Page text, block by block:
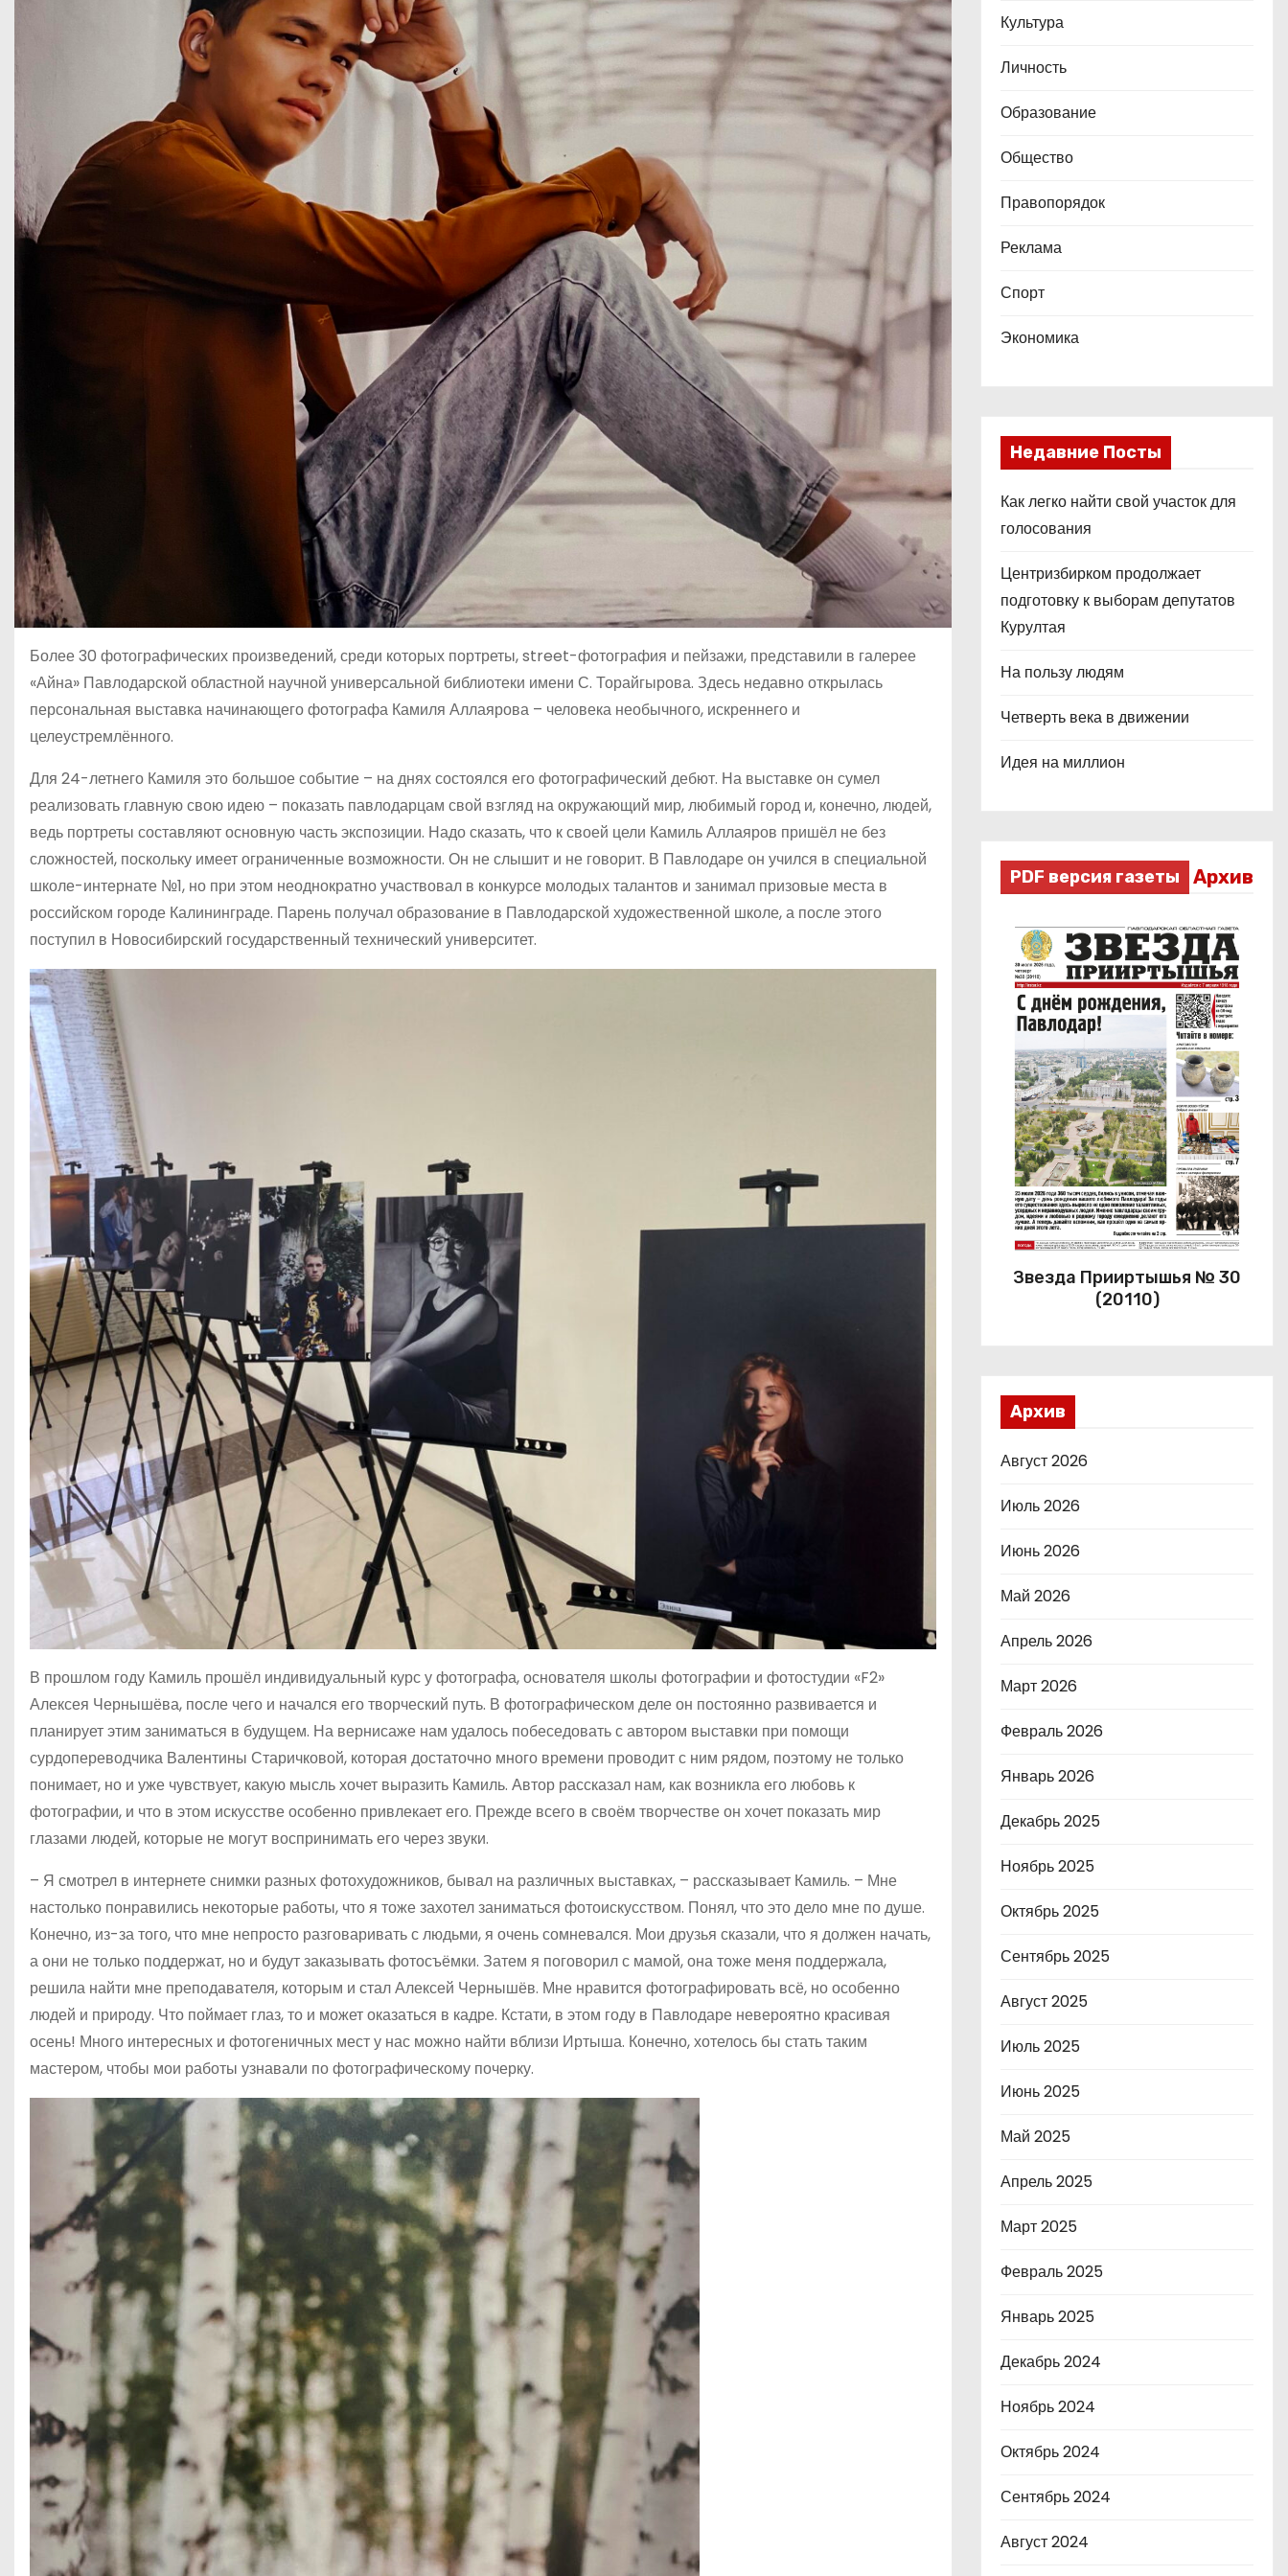
Более 30 фотографических произведений, среди которых портреты, street-фотография и пейзажи, представили в галерее
«Айна» Павлодарской областной научной универсальной библиотеки имени С. Торайгырова. Здесь недавно открылась
персональная выставка начинающего фотографа Камиля Аллаярова – человека необычного, искреннего и
целеустремлённого.
Для 24-летнего Камиля это большое событие – на днях состоялся его фотографический дебют. На выставке он сумел
реализовать главную свою идею – показать павлодарцам свой взгляд на окружающий мир, любимый город и, конечно, людей,
ведь портреты составляют основную часть экспозиции. Надо сказать, что к своей цели Камиль Аллаяров пришёл не без
сложностей, поскольку имеет ограниченные возможности. Он не слышит и не говорит. В Павлодаре он учился в специальной
школе-интернате №1, но при этом неоднократно участвовал в конкурсе молодых талантов и занимал призовые места в
российском городе Калининграде. Парень получал образование в Павлодарской художественной школе, а после этого
поступил в Новосибирский государственный технический университет.
В прошлом году Камиль прошёл индивидуальный курс у фотографа, основателя школы фотографии и фотостудии «F2»
Алексея Чернышёва, после чего и начался его творческий путь. В фотографическом деле он постоянно развивается и
планирует этим заниматься в будущем. На вернисаже нам удалось побеседовать с автором выставки при помощи
сурдопереводчика Валентины Старичковой, которая достаточно много времени проводит с ним рядом, поэтому не только
понимает, но и уже чувствует, какую мысль хочет выразить Камиль. Автор рассказал нам, как возникла его любовь к
фотографии, и что в этом искусстве особенно привлекает его. Прежде всего в своём творчестве он хочет показать мир
глазами людей, которые не могут воспринимать его через звуки.
– Я смотрел в интернете снимки разных фотохудожников, бывал на различных выставках, – рассказывает Камиль. – Мне
настолько понравились некоторые работы, что я тоже захотел заниматься фотоискусством. Понял, что это дело мне по душе.
Конечно, из-за того, что мне непросто разговаривать с людьми, я очень сом­невался. Мои друзья сказали, что я должен начать,
а они не только поддержат, но и будут заказывать фотосъёмки. Затем я поговорил с мамой, она тоже меня поддержала,
решила найти мне преподавателя, которым и стал Алексей Чернышёв. Мне нравится фотографировать всё, но особенно
людей и природу. Что поймает глаз, то и может оказаться в кадре. Кстати, в этом году в Павлодаре невероятно красивая
осень! Много интересных и фотогеничных мест у нас можно найти вблизи Иртыша. Конечно, хотелось бы стать таким
мастером, чтобы мои работы узнавали по фотографическому почерку.
Культура
Личность
Образование
Общество
Правопорядок
Реклама
Спорт
Экономика
Недавние Посты
Как легко найти свой участок для
голосования
Центризбирком продолжает
подготовку к выборам депутатов
Курултая
На пользу людям
Четверть века в движении
Идея на миллион
PDF версия газеты Архив
Звезда Прииртышья № 30
(20110)
Архив
Август 2026
Июль 2026
Июнь 2026
Май 2026
Апрель 2026
Март 2026
Февраль 2026
Январь 2026
Декабрь 2025
Ноябрь 2025
Октябрь 2025
Сентябрь 2025
Август 2025
Июль 2025
Июнь 2025
Май 2025
Апрель 2025
Март 2025
Февраль 2025
Январь 2025
Декабрь 2024
Ноябрь 2024
Октябрь 2024
Сентябрь 2024
Август 2024